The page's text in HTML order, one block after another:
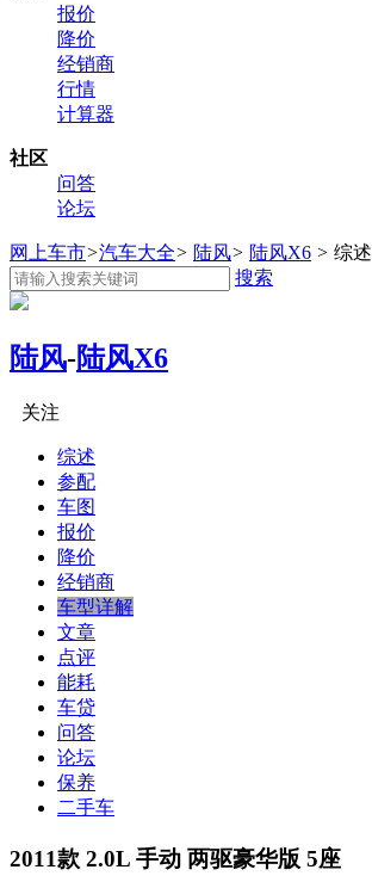
报价
降价
经销商
行情
计算器
社区
问答
论坛
网上车市>汽车大全> 陆风> 陆风X6 > 综述
搜索
陆风-陆风X6
关注
综述
参配
车图
报价
降价
经销商
车型详解
文章
点评
能耗
车贷
问答
论坛
保养
二手车
2011款 2.0L 手动 两驱豪华版 5座